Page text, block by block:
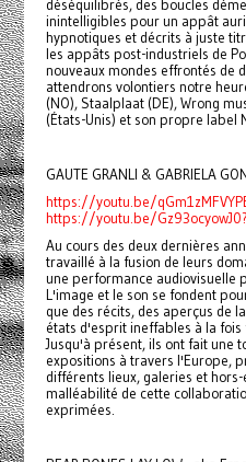
déséquilibrés, des boucles
inintelligibles pour un appât
hypnotiques et décrits à juste
les appâts post-industriels de
nouveaux mondes effrontés de
attendrons volontiers notre
(NO), Staalplaat (DE), Wrong
(États-Unis) et son propre label
GAUTE GRANLI & GABRIELA
https://youtu.be/
https://youtu.be/
Au cours des deux dernières
travaillé à la fusion de leurs
une performance audiovisuelle
L'image et le son se fondent
que des récits, des aperçus de
états d'esprit ineffables à la
Jusqu'à présent, ils ont fait une
expositions à travers l'Europe,
différents lieux, galeries et
malléabilité de cette
exprimées.